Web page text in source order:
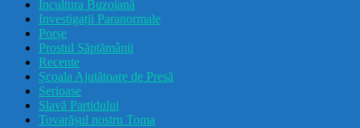
Incultura Buzoiană
Investigații Paranormale
Porșe
Prostul Săptămânii
Recente
Școala Ajutătoare de Presă
Serioase
Slavă Partidului
Tovarășul nostru Toma